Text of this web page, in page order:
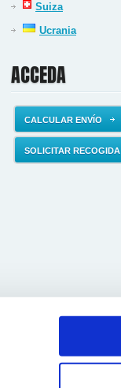
Suiza
Ucrania
ACCEDA
CALCULAR ENVÍO
SOLICITAR RECOGIDA